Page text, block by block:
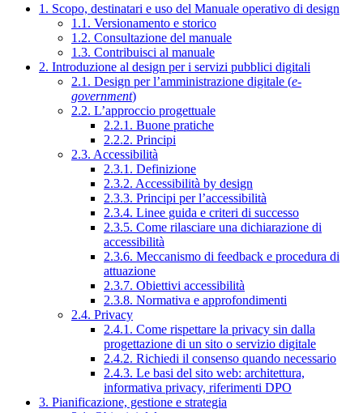
1. Scopo, destinatari e uso del Manuale operativo di design
1.1. Versionamento e storico
1.2. Consultazione del manuale
1.3. Contribuisci al manuale
2. Introduzione al design per i servizi pubblici digitali
2.1. Design per l’amministrazione digitale (e-
government)
2.2. L’approccio progettuale
2.2.1. Buone pratiche
2.2.2. Principi
2.3. Accessibilità
2.3.1. Definizione
2.3.2. Accessibilità by design
2.3.3. Principi per l’accessibilità
2.3.4. Linee guida e criteri di successo
2.3.5. Come rilasciare una dichiarazione di
accessibilità
2.3.6. Meccanismo di feedback e procedura di
attuazione
2.3.7. Obiettivi accessibilità
2.3.8. Normativa e approfondimenti
2.4. Privacy
2.4.1. Come rispettare la privacy sin dalla
progettazione di un sito o servizio digitale
2.4.2. Richiedi il consenso quando necessario
2.4.3. Le basi del sito web: architettura,
informativa privacy, riferimenti DPO
3. Pianificazione, gestione e strategia